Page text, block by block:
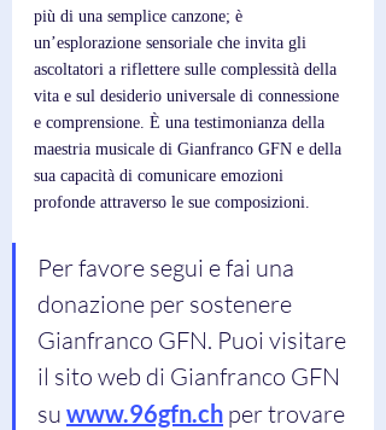
più di una semplice canzone; è
un’esplorazione sensoriale che invita gli
ascoltatori a riflettere sulle complessità della
vita e sul desiderio universale di connessione
e comprensione. È una testimonianza della
maestria musicale di Gianfranco GFN e della
sua capacità di comunicare emozioni
profonde attraverso le sue composizioni.
Per favore segui e fai una
donazione per sostenere
Gianfranco GFN. Puoi visitare
il sito web di Gianfranco GFN
su www.96gfn.ch per trovare